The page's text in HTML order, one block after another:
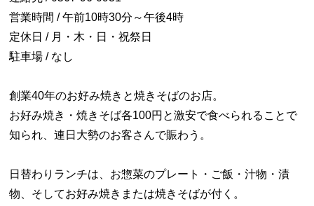
営業時間 / 午前10時30分～午後4時
定休日 / 月・木・日・祝祭日
駐車場 / なし
創業40年のお好み焼きと焼きそばのお店。
お好み焼き・焼きそば各100円と激安で食べられることで
知られ、連日大勢のお客さんで賑わう。
日替わりランチは、お惣菜のプレート・ご飯・汁物・漬
物、そしてお好み焼きまたは焼きそばが付く。